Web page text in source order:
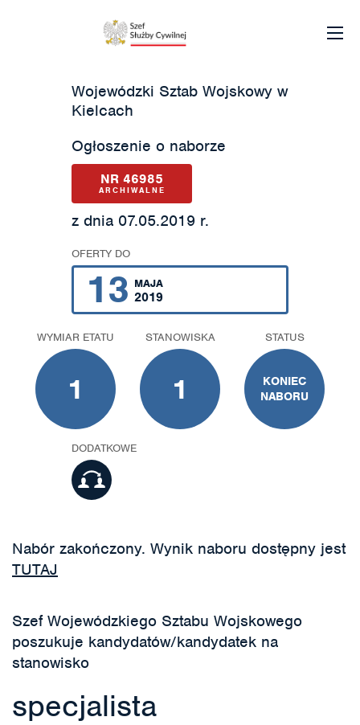
Wojewódzki Sztab Wojskowy w
Kielcach
Ogłoszenie o naborze
NR 46985
ARCHIWALNE
z dnia 07.05.2019 r.
OFERTY DO
13 MAJA
2019
WYMIAR ETATU
1
STANOWISKA
1
STATUS
KONIEC
NABORU
DODATKOWE
Nabór zakończony. Wynik naboru dostępny jest
TUTAJ
Szef Wojewódzkiego Sztabu Wojskowego
poszukuje kandydatów/kandydatek na
stanowisko
specjalista